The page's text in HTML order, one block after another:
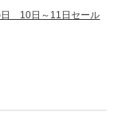
日 10日～11日セール